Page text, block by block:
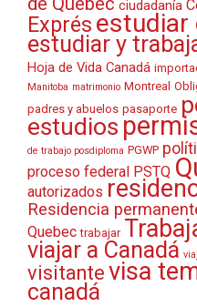
ciudadanía
Exprés estudiar
estudiar y
Hoja de Vida Canadá
Manitoba matrimonio Montreal
padres y abuelos pasaporte
estudios
de trabajo posdiploma PGWP
proceso federal PSTQ
autorizados
Residencia
Quebec trabajar
viajar a Canadá
visitante visa
canadá